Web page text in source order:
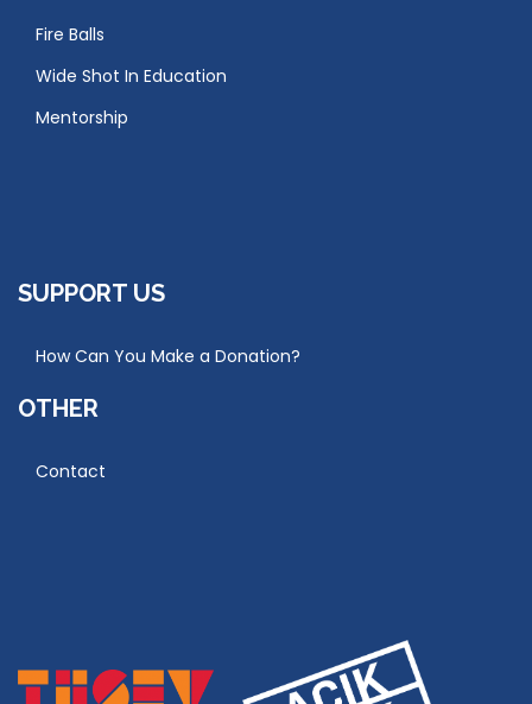
Fire Balls
Wide Shot In Education
Mentorship
SUPPORT US
How Can You Make a Donation?
OTHER
Contact